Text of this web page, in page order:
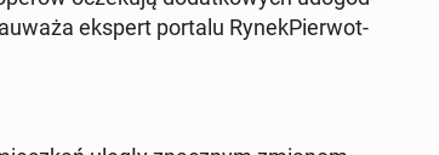
ekspert portalu Ry­nek­Pier­wot­